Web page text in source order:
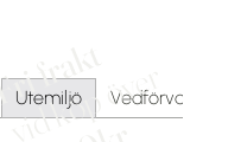
Utemiljö Vedförvaring
Fri frakt
vid köp över